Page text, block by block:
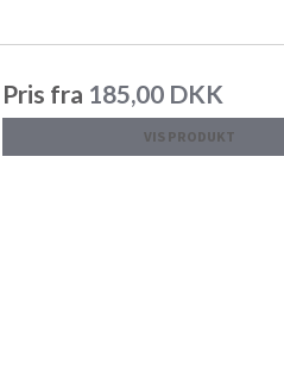
Pris fra 185,00 DKK
VIS PRODUKT